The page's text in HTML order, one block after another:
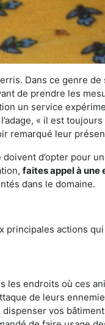
Dans ce genre de
de prendre les
un service
« il est toujours
remarqué leur
d’opter pour
faites appel à une
dans le domaine.
principales actions
les endroits où ces
de leurs
vos